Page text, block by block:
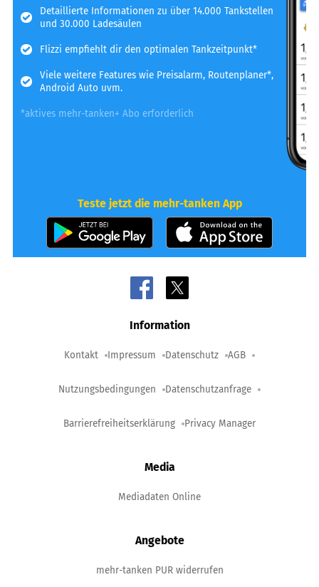
Detaillierte Informationen zu über 14.000 Tankstellen
und 30.000 Ladesäulen
Flizzi empfiehlt dir den optimalen Tankzeitpunkt*
Viele weitere Features wie Preisalarm, Routenplaner*,
Android Auto uvm.
*aktives mehr-tanken+ Abo erforderlich
Teste jetzt die mehr-tanken App
Information
Kontakt Impressum Datenschutz AGB
Nutzungsbedingungen Datenschutzanfrage
Barrierefreiheitserklärung Privacy Manager
Media
Mediadaten Online
Angebote
mehr-tanken PUR widerrufen